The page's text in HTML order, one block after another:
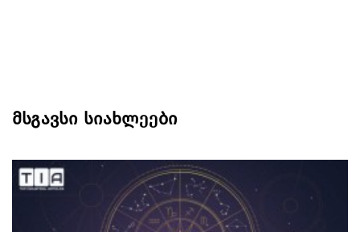
მსგავსი სიახლეები